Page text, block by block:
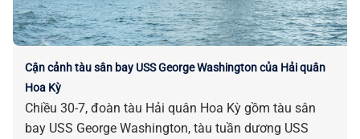
Cận cảnh tàu sân bay USS George Washington của Hải quân
Hoa Kỳ
Chiều 30-7, đoàn tàu Hải quân Hoa Kỳ gồm tàu sân
bay USS George Washington, tàu tuần dương USS